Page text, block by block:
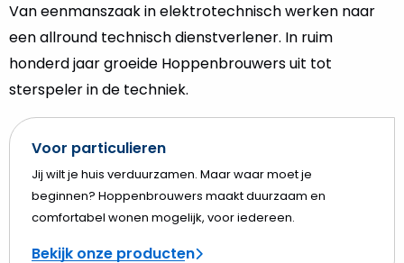
Van eenmanszaak in elektrotechnisch werken naar
een allround technisch dienstverlener. In ruim
honderd jaar groeide Hoppenbrouwers uit tot
sterspeler in de techniek.
Voor particulieren
Jij wilt je huis verduurzamen. Maar waar moet je
beginnen? Hoppenbrouwers maakt duurzaam en
comfortabel wonen mogelijk, voor iedereen.
Bekijk onze producten